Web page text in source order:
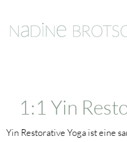
1:1 Yin
Yin Restorative Yoga ist eine